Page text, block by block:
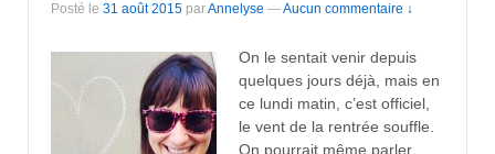
Posté le 31 août 2015 parAnnelyse —Aucun commentaire ↓
On le sentait venir depuis
quelques jours déjà, mais en
ce lundi matin, c’est officiel,
le vent de la rentrée souffle.
On pourrait même parler